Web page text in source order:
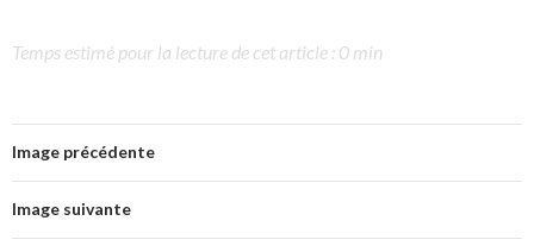
Temps estimé pour la lecture de cet article : 0 min
Image précédente
Image suivante